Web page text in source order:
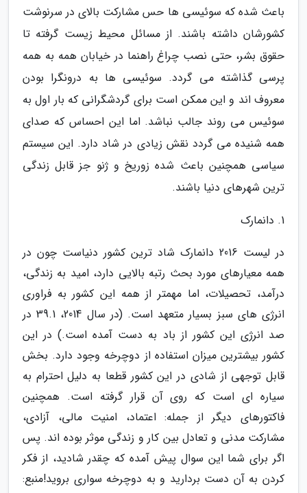
باعث شده که سوئیسی ها حس مشارکت بالای در سرنوشت
کشورشان داشته باشند. از مسائل محیط زیست گرفته تا
حقوق بشر، حتی نصب چراغ راهنما در خیابان همه به همه
پرسی گذاشته می گردد. سوئیسی ها به درونگرا بودن
معروف اند و این ممکن است برای گردشگرانی که بار اول به
سوئیس می روند جالب نباشد. اما این احساس که صدای
همه شنیده می گردد نقش زیادی در شاد دارد. این سیستم
سیاسی همچنین باعث شده زوریخ و ژنو جز قابل زندگی
ترین شهرهای دنیا باشند.
1. دانمارک
در لیست 2016 دانمارک شاد ترین کشور دنیاست چون در
همه معیارهای مورد بحث رتبه بالایی دارد، امید به زندگی،
درآمد، تحصیلات، اما مهمتر از همه این کشور به فراوری
انرژی های سبز بسیار متعهد است. (در سال 2014، 39.1 در
صد انرژی این کشور از باد به دست آمده است.) در این
کشور بیشترین میزان استفاده از دوچرخه وجود دارد. بخش
قابل توجهی از شادی در این کشور قطعا به دلیل احترام به
سیاره ای است که روی آن قرار گرفته است. همچنین
فاکتورهای دیگر از جمله: اعتماد، امنیت مالی، آزادی،
مشارکت مدنی و تعادل بین کار و زندگی موثر بوده اند. پس
اگر برای شما این سوال پیش آمده که چقدر شادید، از فکر
کردن به آن دست بردارید و به دوچرخه سواری بروید!منبع: